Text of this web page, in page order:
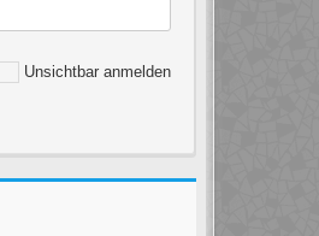
Unsichtbar anmelden